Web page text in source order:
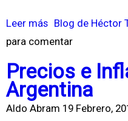
Leer más
o
r
e
C
Blog de Héctor
para comentar
Precios e
Argentina
Aldo Abram 19 Febrero,